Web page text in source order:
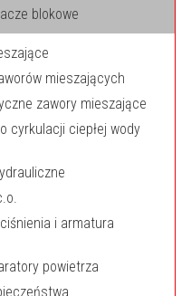
blokowe
mieszających
zawory mieszające
cyrkulacji ciepłej wody
i armatura
powietrza